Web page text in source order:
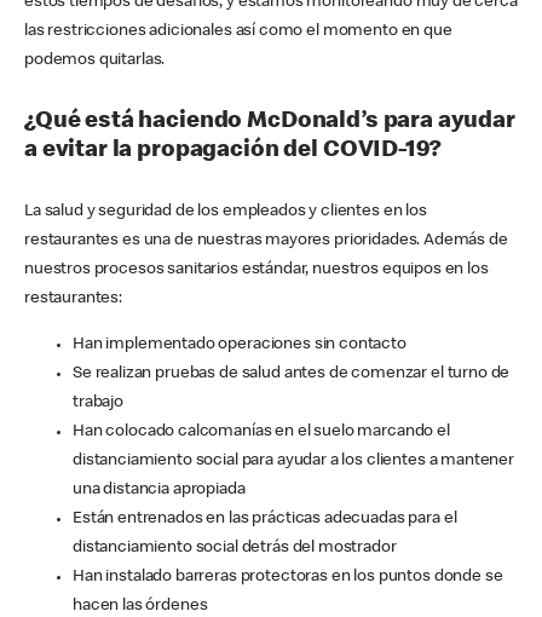
las restricciones adicionales así como el momento en que
podemos quitarlas.
¿Qué está haciendo McDonald’s para ayudar
a evitar la propagación del COVID-19?
La salud y seguridad de los empleados y clientes en los
restaurantes es una de nuestras mayores prioridades. Además de
nuestros procesos sanitarios estándar, nuestros equipos en los
restaurantes:
Han implementado operaciones sin contacto
Se realizan pruebas de salud antes de comenzar el turno de
trabajo
Han colocado calcomanías en el suelo marcando el
distanciamiento social para ayudar a los clientes a mantener
una distancia apropiada
Están entrenados en las prácticas adecuadas para el
distanciamiento social detrás del mostrador
Han instalado barreras protectoras en los puntos donde se
hacen las órdenes